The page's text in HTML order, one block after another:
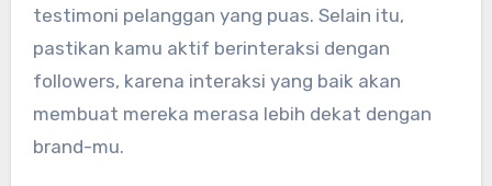
testimoni pelanggan yang puas. Selain itu,
pastikan kamu aktif berinteraksi dengan
followers, karena interaksi yang baik akan
membuat mereka merasa lebih dekat dengan
brand-mu.